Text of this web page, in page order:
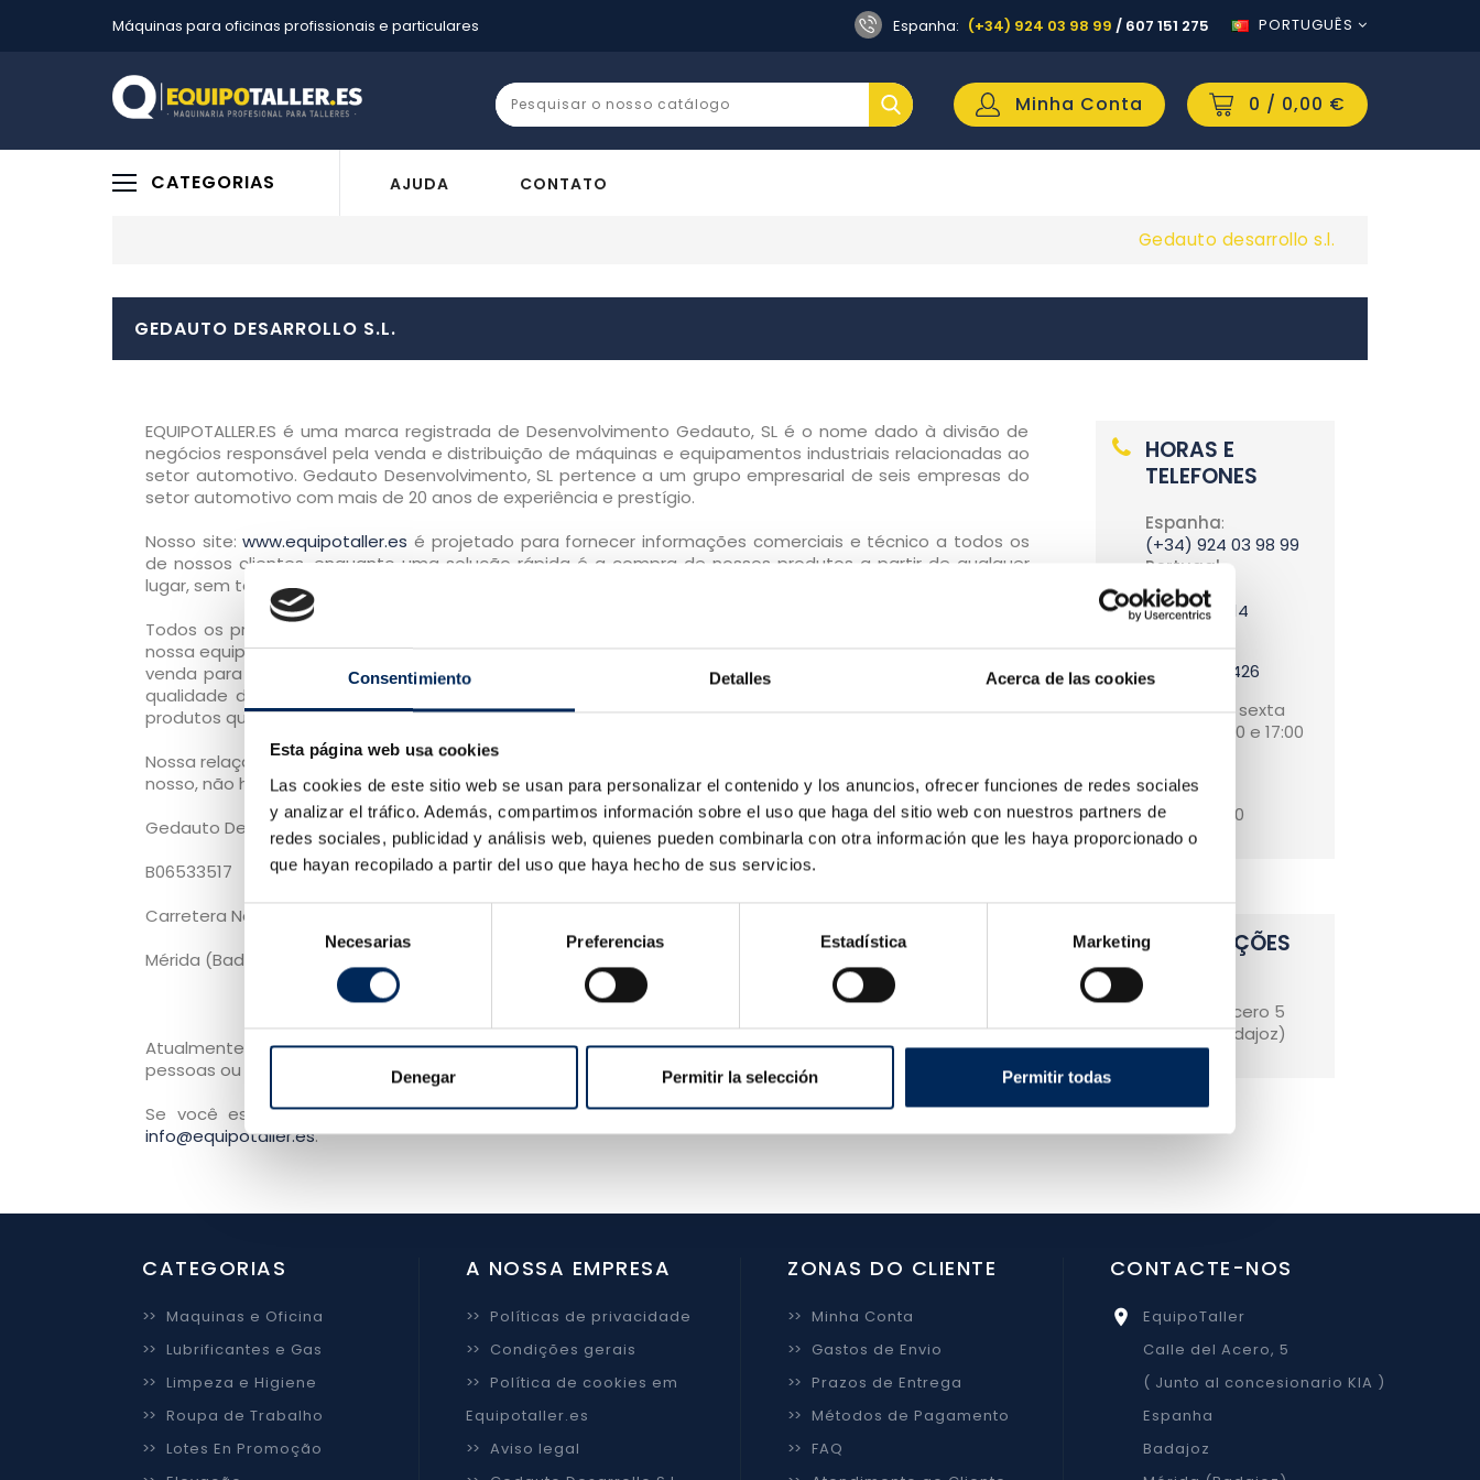
Consentimiento Detalles Acerca de las cookies
Esta página web usa cookies
Las cookies de este sitio web se usan para personalizar el contenido y los anuncios, ofrecer funciones de redes sociales
y analizar el tráfico. Además, compartimos información sobre el uso que haga del sitio web con nuestros partners de
redes sociales, publicidad y análisis web, quienes pueden combinarla con otra información que les haya proporcionado o
que hayan recopilado a partir del uso que haya hecho de sus servicios.
Selección
consentimiento
Necesarias Preferencias Estadística Marketing
Denegar Permitir la selección Permitir todas
Máquinas para oficinas profissionais e particulares Espanha: (+34) 924 03 98 99 / 607 151 275 PORTUGUÊS
0 / 0,00 €
Minha Conta
CATEGORIAS AJUDA CONTATO
Gedauto desarrollo s.l.
GEDAUTO DESARROLLO S.L.
EQUIPOTALLER.ES é uma marca registrada de Desenvolvimento Gedauto, SL é o nome dado à divisão de
negócios responsável pela venda e distribuição de máquinas e equipamentos industriais relacionadas ao
setor automotivo. Gedauto Desenvolvimento, SL pertence a um grupo empresarial de seis empresas do
setor automotivo com mais de 20 anos de experiência e prestígio.
Nosso site:www.equipotaller.es é projetado para fornecer informações comerciais e técnico a todos os
de nossos clientes, enquanto uma solução rápida é a compra de nossos produtos a partir de qualquer
lugar, sem ter que viajar para nossas instalações, 24 horas por dia 365 dias por ano.
Todos os produtos que são anunciados neste site foram testados em nossas oficinas e armazéns por
nossa equipe em seu trabalho diário ao longo de um período não inferior a seis meses antes que ele vai à
venda para o público e ainda usado diariamente de dia. Isso nos permite conhecer e ter a certeza da
qualidade de cada produto vendido ao cliente, bem como ter a convicção de que não apresentar os
produtos que pela sua qualidade e / ou utilidade, não conhecemos os nossos padrões de trabalho diário.
Nossa relação custo / benefício é imbatível. Se você encontra no mercado um produto mais barato que o
nosso, não hesite, não é o mesmo.
Gedauto Desenvolvimento, SL
B06533517
Carretera Nacional V Km 340
Mérida (Badajoz)
Atualmente, a EquipoTaller.es está aberta ao estabelecimento de novas relações comerciais com
pessoas ou entidades interessadas na venda de máquinas e ferramentas.
Se você estiver interessado, pode nos escrever um email para expandir as informações no email
info@equipotaller.es.
HORAS E
TELEFONES
Espanha:
(+34) 924 03 98 99
Portugal
Helder
351915291014
França:
0 970 405 426
Segunda a sexta
09:00 - 14:00 e 17:00
Sábados
09:00 - 13:30
INSTALAÇÕES
Calle del Acero 5
Mérida (Badajoz)
CATEGORIAS
>> Maquinas e Oficina
>> Lubrificantes e Gas
>> Limpeza e Higiene
>> Roupa de Trabalho
>> Lotes En Promoção
A NOSSA EMPRESA
>> Políticas de privacidade
>> Condições gerais
>> Política de cookies em
Equipotaller.es
>> Aviso legal
ZONAS DO CLIENTE
>> Minha Conta
>> Gastos de Envio
>> Prazos de Entrega
>> Métodos de Pagamento
>> FAQ
CONTACTE-NOS

EquipoTaller
Calle del Acero, 5
( Junto al concesionario KIA )
Espanha
Badajoz